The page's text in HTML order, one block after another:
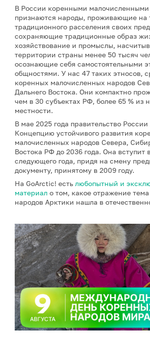
В России коренными
признаются народы, проживающие на
традиционного расселения своих
сохраняющие традиционные образ
хозяйствование и промыслы,
территории страны менее 50 тысяч
осознающие себя самостоятельными
общностями. У нас 47 таких этносов,
коренных малочисленных народов
Дальнего Востока. Они компактно
чем в 30 субъектах РФ, более 65 % из
местности.
В мае 2025 года правительство
Концепцию устойчивого развития
малочисленных народов Севера,
Востока РФ до 2036 года. Она вступит
следующего года, придя на смену
документу, принятому в 2009 году.
На GoArctic! есть любопытный и
материал о том, какое отражение
народов Арктики нашла в